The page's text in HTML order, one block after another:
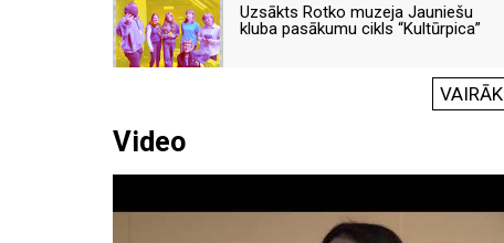
Uzsākts Rotko muzeja Jauniešu
kluba pasākumu cikls “Kultūrpica”
VAIRĀK
Video